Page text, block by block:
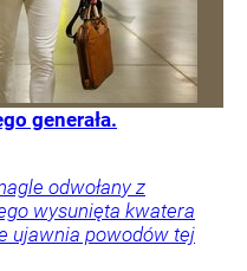
generała.
odwołany z
wysunięta kwatera
ujawnia powodów tej